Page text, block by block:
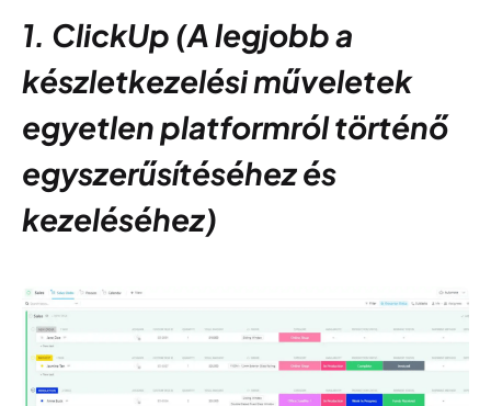
1. ClickUp (A legjobb a
készletkezelési műveletek
egyetlen platformról történő
egyszerűsítéséhez és
kezeléséhez)